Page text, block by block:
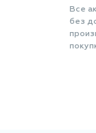
Все
без